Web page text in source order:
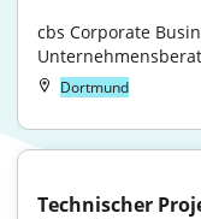
cbs Corporate
Dortmund
Technischer